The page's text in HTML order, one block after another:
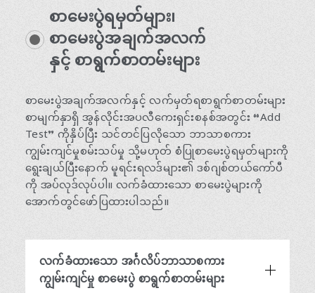
စာမေးပွဲရမှတ်များ၊
စာမေးပွဲအချက်အလက်
နှင့် စာရွက်စာတမ်းများ
စာမေးပွဲအချက်အလက်နှင့် လက်မှတ်ရစာရွက်စာတမ်းများ
စာမျက်နှာရှိ အွန်လိုင်းအပလီကေးရှင်းစနစ်အတွင်း “Add
Test” ကိုနှိပ်ပြီး သင်တင်ပြလိုသော ဘာသာစကား
ကျွမ်းကျင်မှုစမ်းသပ်မှု သို့မဟုတ် စံပြုစာမေးပွဲရမှတ်များကို
ရွေးချယ်ပြီးနောက် မူရင်းရလဒ်များ၏ ဒစ်ဂျစ်တယ်ကော်ပီ
ကို အပ်လုဒ်လုပ်ပါ။ လက်ခံထားသော စာမေးပွဲများကို
အောက်တွင်ဖော်ပြထားပါသည်။
လက်ခံထားသော အင်္ဂလိပ်ဘာသာစကား
ကျွမ်းကျင်မှု စာမေးပွဲ စာရွက်စာတမ်းများ